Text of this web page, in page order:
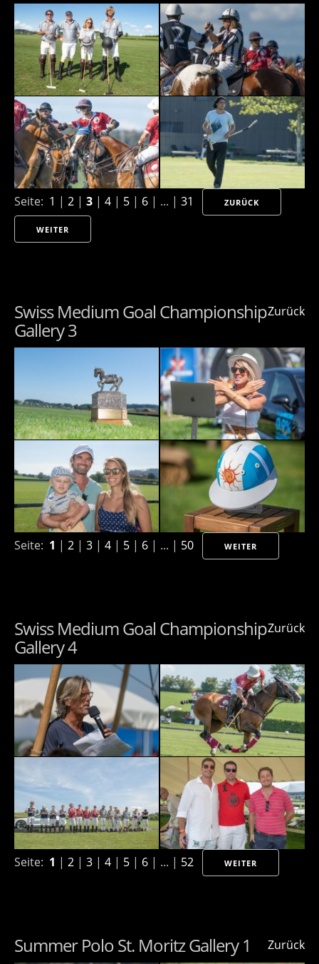
Seite: 1 | 2 | 3 | 4 | 5 | 6 | ... | 31 ZURÜCK
WEITER
Zurück
Swiss Medium Goal Championship
Gallery 3
Seite: 1 | 2 | 3 | 4 | 5 | 6 | ... | 50 WEITER
Zurück
Swiss Medium Goal Championship
Gallery 4
Seite: 1 | 2 | 3 | 4 | 5 | 6 | ... | 52 WEITER
Zurück
Summer Polo St. Moritz Gallery 1